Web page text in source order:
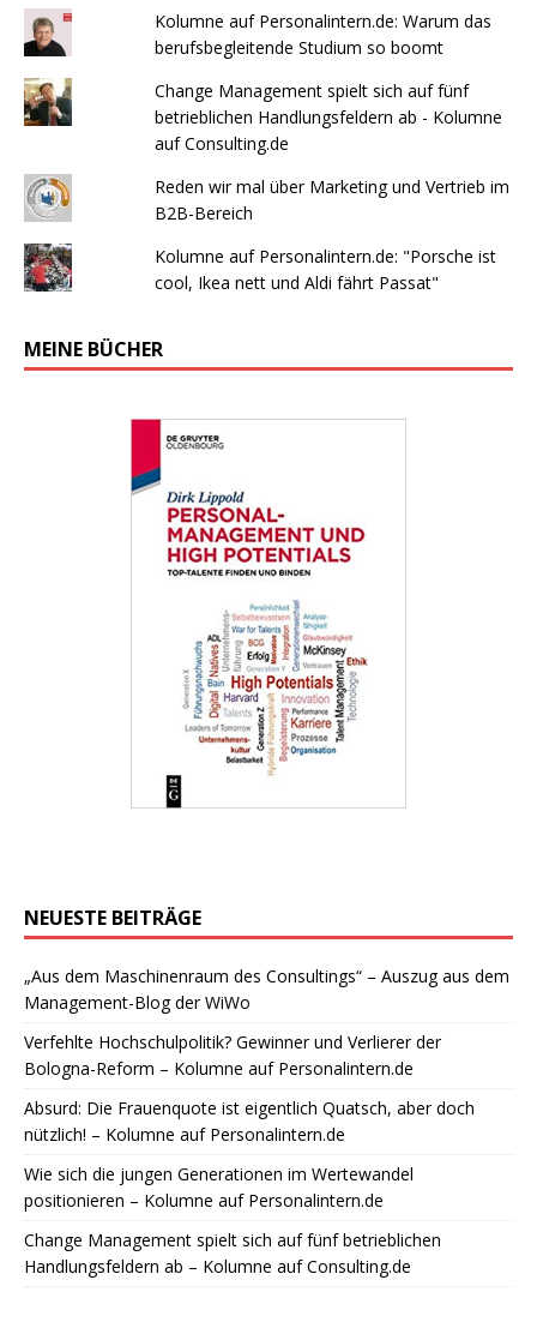
Kolumne auf Personalintern.de: Warum das
berufsbegleitende Studium so boomt
Change Management spielt sich auf fünf
betrieblichen Handlungsfeldern ab - Kolumne
auf Consulting.de
Reden wir mal über Marketing und Vertrieb im
B2B-Bereich
Kolumne auf Personalintern.de: "Porsche ist
cool, Ikea nett und Aldi fährt Passat"
MEINE BÜCHER
NEUESTE BEITRÄGE
„Aus dem Maschinenraum des Consultings“ – Auszug aus dem
Management-Blog der WiWo
Verfehlte Hochschulpolitik? Gewinner und Verlierer der
Bologna-Reform – Kolumne auf Personalintern.de
Absurd: Die Frauenquote ist eigentlich Quatsch, aber doch
nützlich! – Kolumne auf Personalintern.de
Wie sich die jungen Generationen im Wertewandel
positionieren – Kolumne auf Personalintern.de
Change Management spielt sich auf fünf betrieblichen
Handlungsfeldern ab – Kolumne auf Consulting.de